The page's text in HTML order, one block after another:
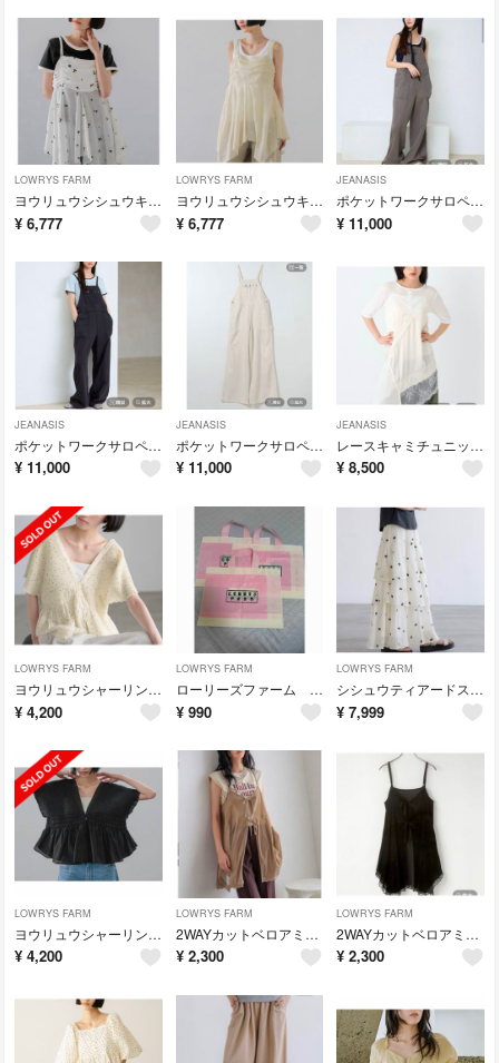
LOWRYS FARM
ヨウリュウシシュウキャミチュニック ローリーズファーム 新品未使用 今季新作
¥ 6,777
LOWRYS FARM
ヨウリュウシシュウキャミチュニック ローリーズファーム 新品未使用 今季新作
¥ 6,777
JEANASIS
ポケットワークサロペ ジーナシス 新品未使用 今季新作
¥ 11,000
JEANASIS
ポケットワークサロペ ジーナシス 新品未使用 今季新作
¥ 11,000
JEANASIS
ポケットワークサロペ ジーナシス 新品未使用 今季新作
¥ 11,000
JEANASIS
レースキャミチュニック ジーナシス 新品未使用 今季新作
¥ 8,500
LOWRYS FARM
ヨウリュウシャーリングショートフレンチスリーブ ローリーズファーム 今季新作
¥ 4,200
LOWRYS FARM
ローリーズファーム ショッパー ショップ袋 ３枚セット
¥ 990
LOWRYS FARM
シシュウティアードスカート ローリーズファーム 新品未使用 今季新作
¥ 7,999
LOWRYS FARM
ヨウリュウシャーリングショートフレンチスリーブ ローリーズファーム 今季新作
¥ 4,200
LOWRYS FARM
2WAYカットベロアミニワンピース ローリーズファーム 新品未使用 今季新作
¥ 2,300
LOWRYS FARM
2WAYカットベロアミニワンピース ローリーズファーム 新品未使用 今季新作
¥ 2,300